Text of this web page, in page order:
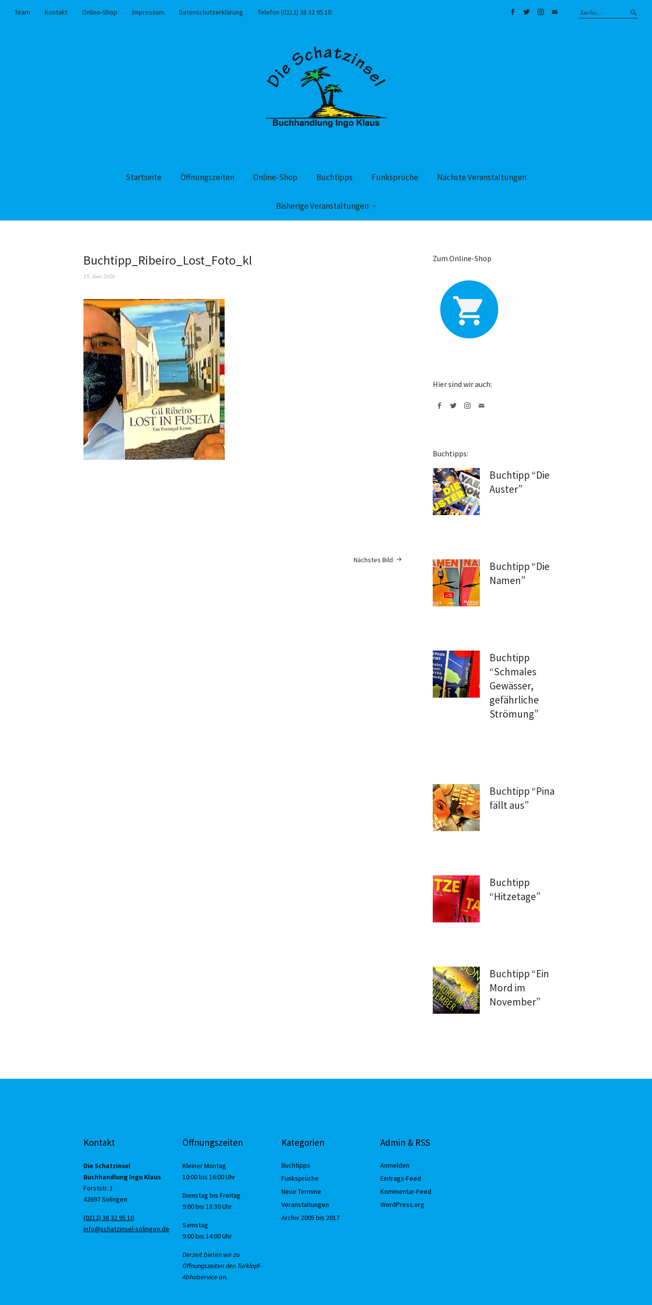
Team Kontakt Online-Shop Impressum Datenschutzerklärung
Telefon (0212) 38 32 95 10
Startseite Öffnungszeiten Online-Shop Buchtipps Funksprüche Nächste Veranstaltungen
Bisherige Veranstaltungen
Buchtipp_Ribeiro_Lost_Foto_kl
15. Juni 2020
Nächstes Bild
Zum Online-Shop
Hier sind wir auch:
Buchtipps:
Buchtipp “Die
Auster”
Buchtipp “Die
Namen”
Buchtipp
“Schmales
Gewässer,
gefährliche
Strömung”
Buchtipp “Pina
fällt aus”
Buchtipp
“Hitzetage”
Buchtipp “Ein
Mord im
November”
Kontakt
Die Schatzinsel
Buchhandlung Ingo Klaus
Forststr. 1
42697 Solingen
(0212) 38 32 95 10
info@schatzinsel-solingen.de
Öffnungszeiten
Kleiner Montag
10:00 bis 16:00 Uhr
Dienstag bis Freitag
9:00 bis 18:30 Uhr
Samstag
9:00 bis 14:00 Uhr
Derzeit bieten wir zu
Öffnungszeiten den Türklopf-
Abholservice an.
Kategorien
Buchtipps
Funksprüche
Neue Termine
Veranstaltungen
Archiv 2005 bis 2017
Admin & RSS
Anmelden
Eintrags-Feed
Kommentar-Feed
WordPress.org